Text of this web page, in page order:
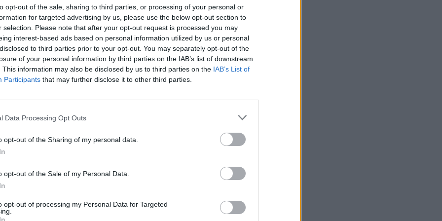
opt-out of the sale, sharing to third parties, or processing of your personal or
for targeted advertising by us, please use the below opt-out section to
selection. Please note that after your opt-out request is processed you may
interest-based ads based on personal information utilized by us or personal
to third parties prior to your opt-out. You may separately opt-out of the
of your personal information by third parties on the IAB’s list of downstream
This information may also be disclosed by us to third parties on the IAB’s List of
Participants that may further disclose it to other third parties.
Data Processing Opt Outs
opt-out of the Sharing of my personal data.
opt-out of the Sale of my Personal Data.
opt-out of processing my Personal Data for Targeted
mondható, hogy az eredetileg a szlovákiai Zsolnára tervezett
Nyitrán kerül felépítésre, mert a zsolnai helyi hatóságok nem
sajtóértekezletén, aki már a múlt héten tárgyalásokat kezdett a
- írja a Napi.
folytatott tárgyalások során kiderült, hogy egy szlovák vállalkozó Marián Kocner
stratégiai fontosságú földterületet vásárolt fel. Kocner azzal védekezik,
az eredeti földtulajdonosoknak, és mint mondja...